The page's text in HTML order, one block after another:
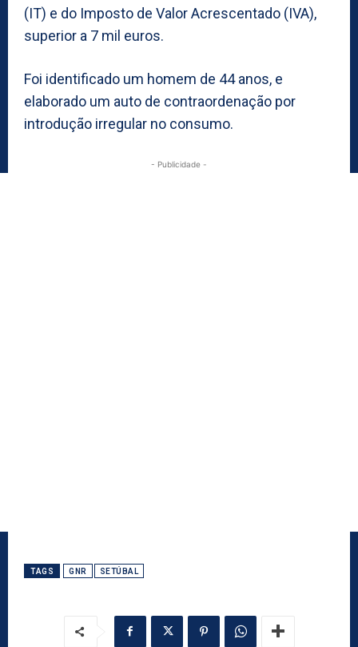
(IT) e do Imposto de Valor Acrescentado (IVA),
superior a 7 mil euros.
Foi identificado um homem de 44 anos, e
elaborado um auto de contraordenação por
introdução irregular no consumo.
- Publicidade -
TAGS GNR SETÚBAL